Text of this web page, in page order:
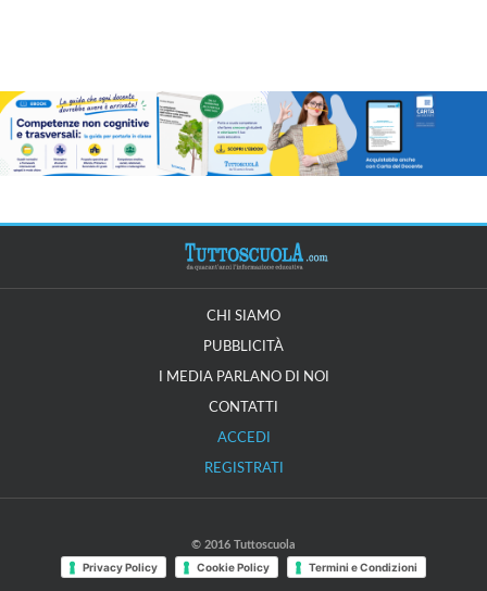
CHI SIAMO
PUBBLICITÀ
I MEDIA PARLANO DI NOI
CONTATTI
ACCEDI
REGISTRATI
© 2016 Tuttoscuola
Privacy Policy Cookie Policy Termini e Condizioni